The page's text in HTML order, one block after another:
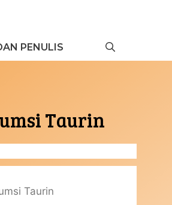
PENULIS
Taurin
Taurin